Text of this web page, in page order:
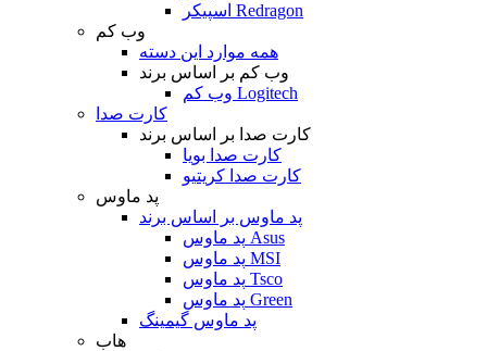
اسپیکر Redragon
وب کم
همه موارد این دسته
وب کم بر اساس برند
وب کم Logitech
کارت صدا
کارت صدا بر اساس برند
کارت صدا بویا
کارت صدا کریتیو
پد ماوس
پد ماوس بر اساس برند
پد ماوس Asus
پد ماوس MSI
پد ماوس Tsco
پد ماوس Green
پد ماوس گیمینگ
هاب